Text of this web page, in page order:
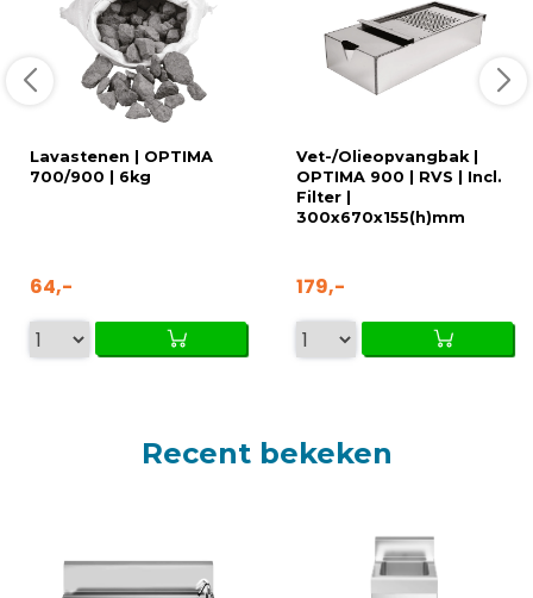
Lavastenen | OPTIMA
700/900 | 6kg
64,-
Vet-/Olieopvangbak |
OPTIMA 900 | RVS | Incl.
Filter |
300x670x155(h)mm
179,-
Recent bekeken